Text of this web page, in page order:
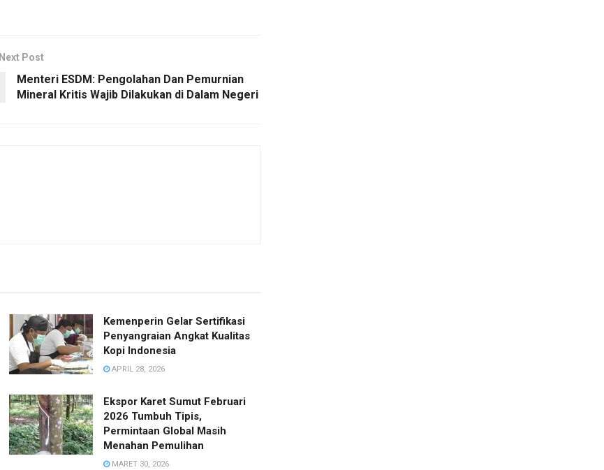
Next Post
Menteri ESDM: Pengolahan Dan Pemurnian
Mineral Kritis Wajib Dilakukan di Dalam Negeri
Kemenperin Gelar Sertifikasi
Penyangraian Angkat Kualitas
Kopi Indonesia
APRIL 28, 2026
Ekspor Karet Sumut Februari
2026 Tumbuh Tipis,
Permintaan Global Masih
Menahan Pemulihan
MARET 30, 2026